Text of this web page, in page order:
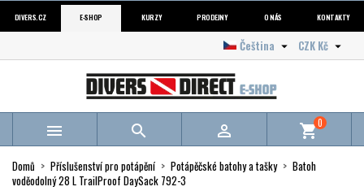
DIVERS.CZ E-SHOP KURZY PRODEJNY O NÁS KONTAKTY
CZK Kč 
Čeština 
   shopping_cart0
Domů Příslušenství pro potápění Potápěčské batohy a tašky
Batoh
voděodolný 28 L TrailProof DaySack 792-3